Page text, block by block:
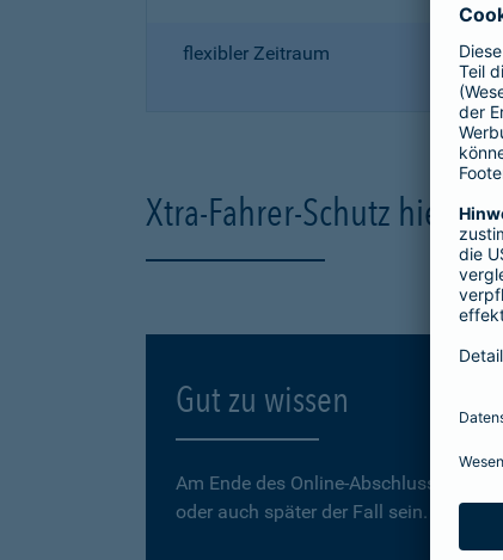
flexibler Zeitraum
Xtra-Fahrer-Schutz hier
Gut zu wissen
Am Ende des Online-Abschlusses
oder auch später der Fall sein.